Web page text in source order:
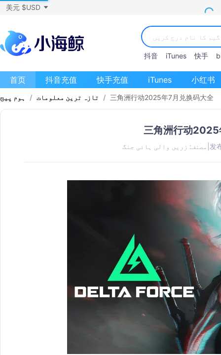
美元 $USD
抖音 iTunes 快手
首页 抖音充值 快手充值 iTunes 小红书
ہوم پیج / تازہ ترین معلومات / 三角洲行动2025年7月兑换码大全
三角洲行动2025
مصنف: زریں والی ہائی جنگ 发